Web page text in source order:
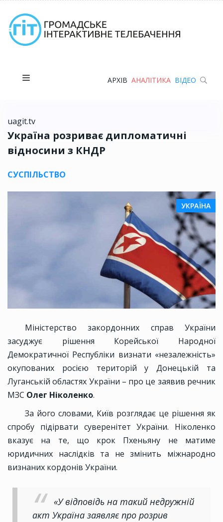
АРХІВ АНАЛІТИКА ВІДЕО
uagit.tv
Україна розриває дипломатичні
відносини з КНДР
СУСПІЛЬСТВО
УКРАЇНА
Міністерство закордонних справ України
засуджує рішення Корейської Народної
Демократичної Республіки визнати «незалежність»
окупованих росією територій у Донецькій та
Луганській областях України – про це заявив речник
МЗС Олег Ніколенко.
За його словами, Київ розглядає це рішення як
спробу підірвати суверенітет України. Ніколенко
вказує на те, що крок Пхеньяну не матиме
юридичних наслідків та не змінить міжнародно
визнаних кордонів України.
«У відповідь на такий недружній
акт Україна заявляє про розрив